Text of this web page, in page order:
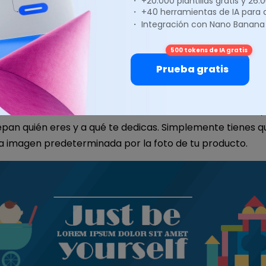
banner de compras en línea para
una tienda de compras en línea, puedes usar un
en tu herramienta oficial de redes sociales: Facebook,
quién eres y a qué te dedicas. Simplemente tienes
imagen predeterminada por la foto de tu producto.
・ +40 herramientas de IA
・ Integración con Nano Banana
500 tokens de IA gratis
Prueba gratis